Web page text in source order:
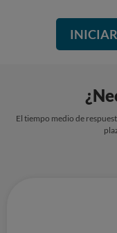
El tiempo medio de